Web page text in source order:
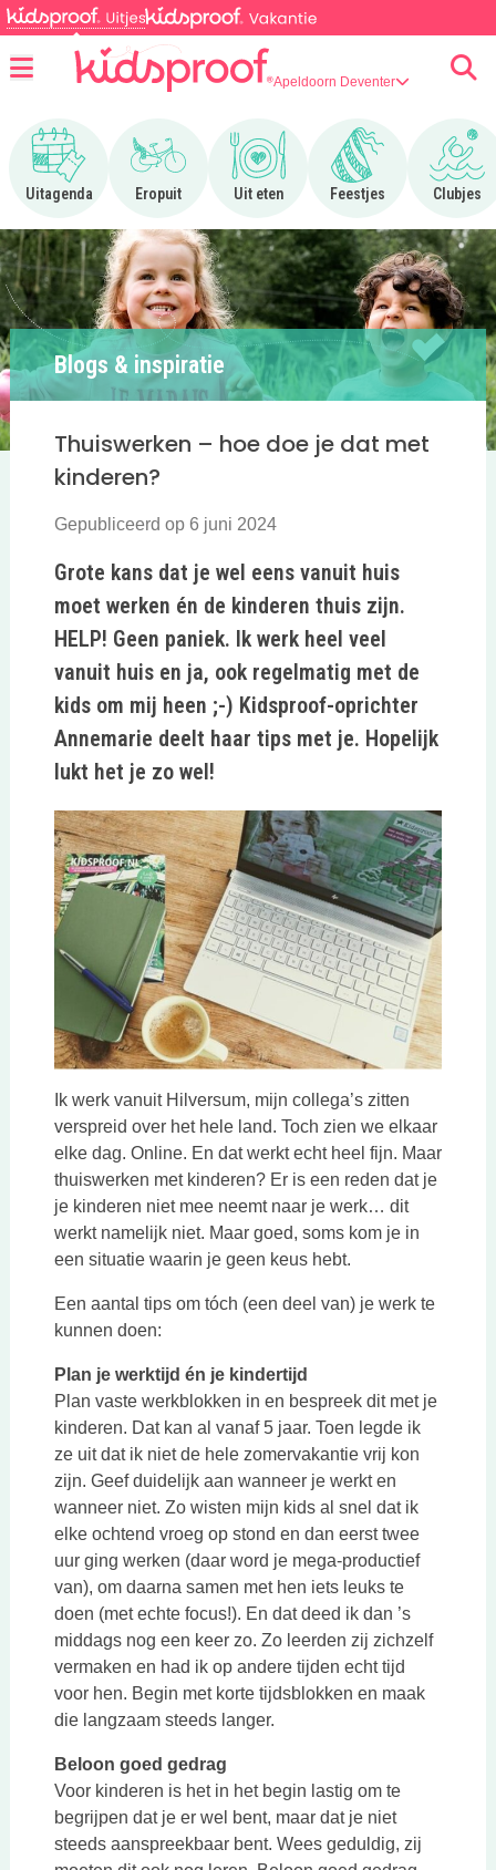
Apeldoorn Deventer
Uitagenda
Ga naar Uitagenda
Eropuit
Ga naar Eropuit
Uit eten
Ga naar Uit eten
Feestjes
Ga naar Feestjes
Clubjes
Ga
Blogs & inspiratie
Thuiswerken – hoe doe je dat met
kinderen?
Gepubliceerd op 6 juni 2024
Grote kans dat je wel eens vanuit huis
moet werken én de kinderen thuis zijn.
HELP! Geen paniek. Ik werk heel veel
vanuit huis en ja, ook regelmatig met de
kids om mij heen ;-) Kidsproof-oprichter
Annemarie deelt haar tips met je. Hopelijk
lukt het je zo wel!
Ik werk vanuit Hilversum, mijn collega’s zitten
verspreid over het hele land. Toch zien we elkaar
elke dag. Online. En dat werkt echt heel fijn. Maar
thuiswerken met kinderen? Er is een reden dat je
je kinderen niet mee neemt naar je werk… dit
werkt namelijk niet. Maar goed, soms kom je in
een situatie waarin je geen keus hebt.
Een aantal tips om tóch (een deel van) je werk te
kunnen doen:
Plan je werktijd én je kindertijd
Plan vaste werkblokken in en bespreek dit met je
kinderen. Dat kan al vanaf 5 jaar. Toen legde ik
ze uit dat ik niet de hele zomervakantie vrij kon
zijn. Geef duidelijk aan wanneer je werkt en
wanneer niet. Zo wisten mijn kids al snel dat ik
elke ochtend vroeg op stond en dan eerst twee
uur ging werken (daar word je mega-productief
van), om daarna samen met hen iets leuks te
doen (met echte focus!). En dat deed ik dan ’s
middags nog een keer zo. Zo leerden zij zichzelf
vermaken en had ik op andere tijden echt tijd
voor hen. Begin met korte tijdsblokken en maak
die langzaam steeds langer.
Beloon goed gedrag
Voor kinderen is het in het begin lastig om te
begrijpen dat je er wel bent, maar dat je niet
steeds aanspreekbaar bent. Wees geduldig, zij